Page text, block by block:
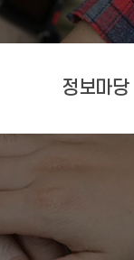
정보마당